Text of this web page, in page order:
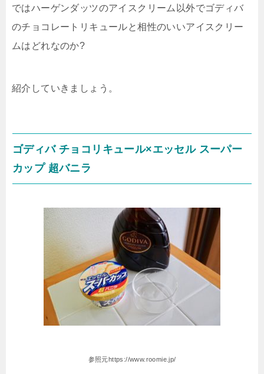
ではハーゲンダッツのアイスクリーム以外でゴディバ
のチョコレートリキュールと相性のいいアイスクリー
ムはどれなのか?
紹介していきましょう。
ゴディバ チョコリキュール×エッセル スーパー
カップ 超バニラ
参照元https://www.roomie.jp/